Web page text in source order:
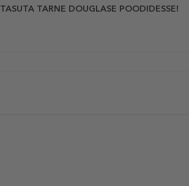
TASUTA TARNE DOUGLASE POODIDESSE!